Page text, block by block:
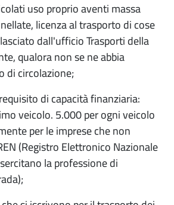
uso proprio aventi massa
licenza al trasporto di cose
dall'ufficio Trasporti della
qualora non se ne abbia
di circolazione;
di capacità finanziaria:
veicolo. 5.000 per ogni veicolo
per le imprese che non
(Registro Elettronico Nazionale
la professione di